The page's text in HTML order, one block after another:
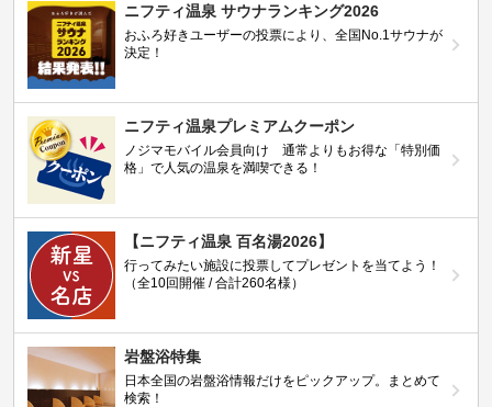
ニフティ温泉 サウナランキング2026
おふろ好きユーザーの投票により、全国No.1サウナが
決定！
ニフティ温泉プレミアムクーポン
ノジマモバイル会員向け 通常よりもお得な「特別価
格」で人気の温泉を満喫できる！
【ニフティ温泉 百名湯2026】
行ってみたい施設に投票してプレゼントを当てよう！
（全10回開催 / 合計260名様）
岩盤浴特集
日本全国の岩盤浴情報だけをピックアップ。まとめて
検索！